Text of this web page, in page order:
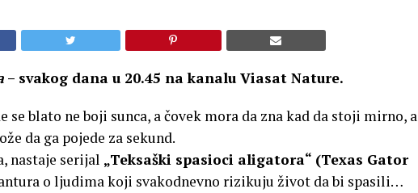
– svakog dana u 20.45 na kanalu Viasat Nature.
se blato ne boji sunca, a čovek mora da zna kad da stoji mirno, a
da ga pojede za sekund.
nastaje serijal „Teksaški spasioci aligatora“ (Texas Gator
o ljudima koji svakodnevno rizikuju život da bi spasili…